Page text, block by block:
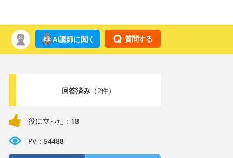
質問する
AI講師に聞く
回答済み（2件）
役に立った： 18
PV： 54488